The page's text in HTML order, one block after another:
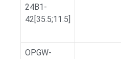
24B1-
42[35.5;11.5]
OPGW-